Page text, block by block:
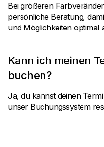
Bei größeren
persönliche Beratung,
und Möglichkeiten optimal
Kann ich meinen
buchen?
Ja, du kannst deinen
unser Buchungssystem